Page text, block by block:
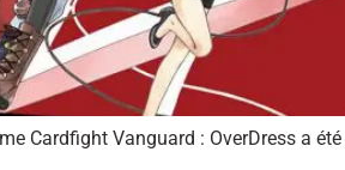
Cardfight Vanguard : OverDress a